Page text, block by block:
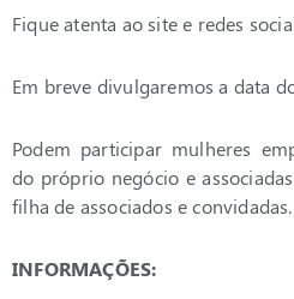
Fique atenta ao site e redes
Em breve divulgaremos a data
Podem participar mulheres
do próprio negócio e
filha de associados e convidadas.
INFORMAÇÕES: